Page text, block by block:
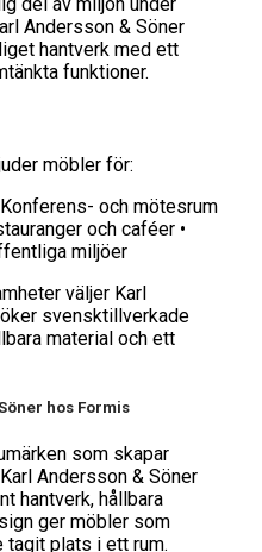
Andersson & Söner
hantverk med ett
funktioner.
möbler för:
och mötesrum
och caféer •
miljöer
väljer Karl
svensktillverkade
material och ett
hos Formis
som skapar
Andersson & Söner
hantverk, hållbara
ger möbler som
plats i ett rum.